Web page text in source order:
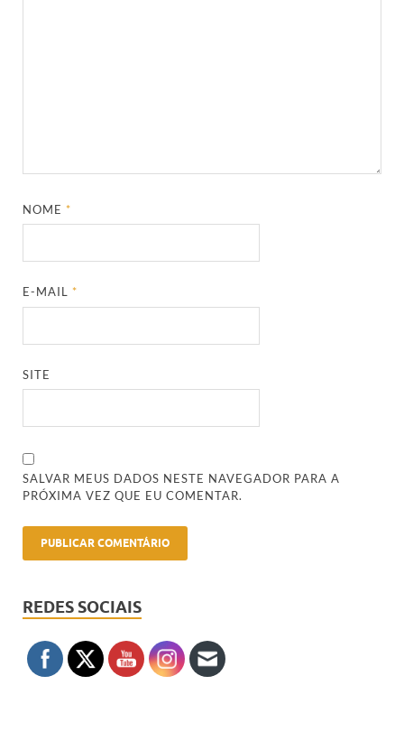
NOME*
E-MAIL*
SITE
SALVAR MEUS DADOS NESTE NAVEGADOR PARA A
PRÓXIMA VEZ QUE EU COMENTAR.
REDES SOCIAIS